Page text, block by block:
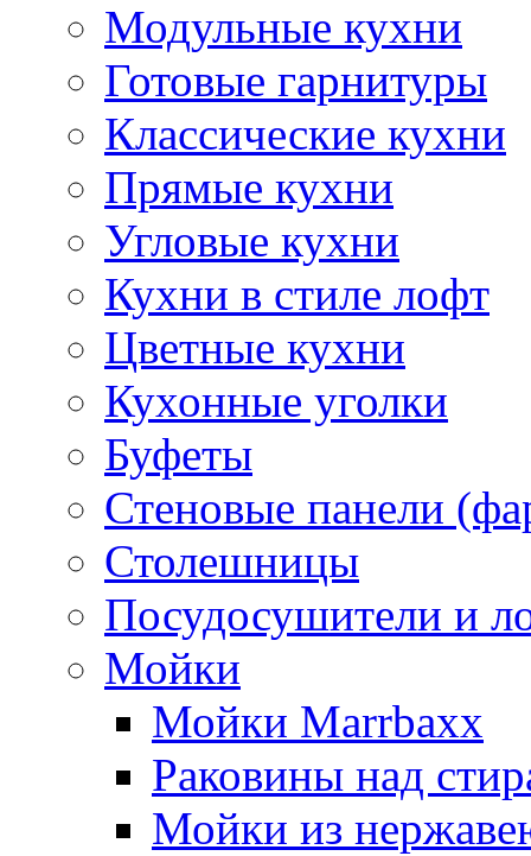
Модульные кухни
Готовые гарнитуры
Классические кухни
Прямые кухни
Угловые кухни
Кухни в стиле лофт
Цветные кухни
Кухонные уголки
Буфеты
Стеновые панели
Столешницы
Посудосушители и
Мойки
Мойки Marrbaxx
Раковины над
Мойки из